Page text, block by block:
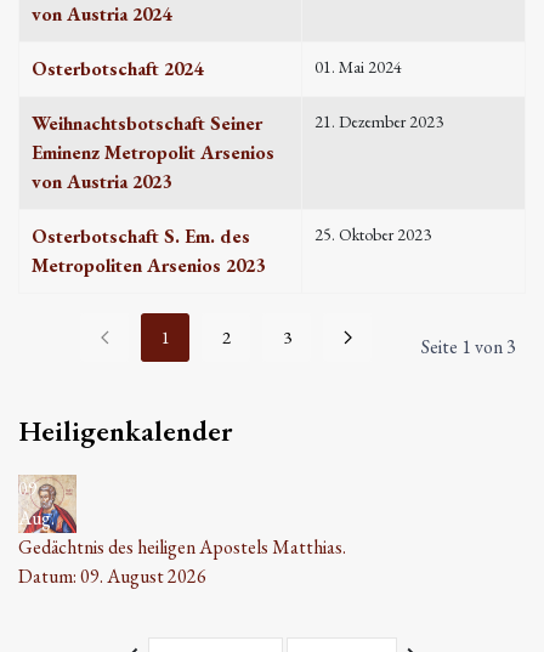
von Austria 2024
Osterbotschaft 2024 01. Mai 2024
Weihnachtsbotschaft Seiner
Eminenz Metropolit Arsenios
von Austria 2023
21. Dezember 2023
Osterbotschaft S. Em. des
Metropoliten Arsenios 2023
25. Oktober 2023
Seite 1 von 3
1 2 3
Heiligenkalender
09
Aug.
Gedächtnis des heiligen Apostels Matthias.
Datum:09. August 2026